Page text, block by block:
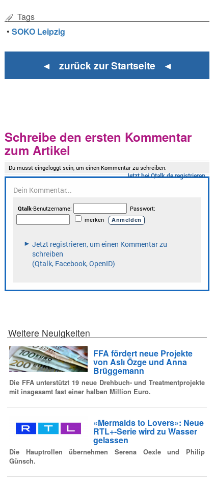
Tags
•SOKO Leipzig
◄ zurück zur Startseite ◄
Schreibe den ersten Kommentar
zum Artikel
Weitere Neuigkeiten
FFA fördert neue Projekte
von Aslı Özge und Anna
Brüggemann
Die FFA unterstützt 19 neue Drehbuch- und Treatmentprojekte
mit insgesamt fast einer halben Million Euro.
«Mermaids to Lovers»: Neue
RTL+-Serie wird zu Wasser
gelassen
Die Hauptrollen übernehmen Serena Oexle und Philip
Günsch.